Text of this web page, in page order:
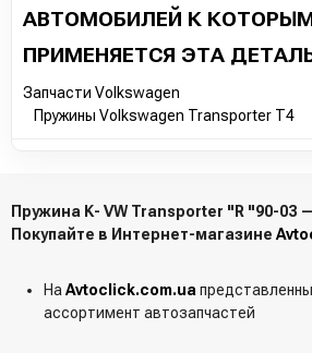
АВТОМОБИЛЕЙ К
ПРИМЕНЯЕТСЯ ЭТА
Запчасти Volkswagen
Пружины Volkswagen Transporter T4
Пружина K- VW Transporter "R "90-03
Покупайте в Интернет-магазине
На Avtoclick.com.ua
ассортимент автозапчастей